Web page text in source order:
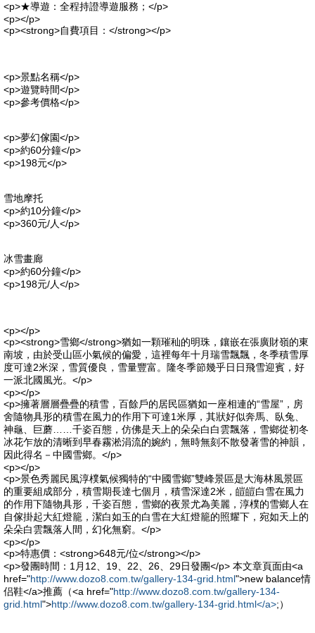
<p>★導遊：全程持證導遊服務；</p>
<p></p>
<p><strong>自費項目：</strong></p>
<p>景點名稱</p>
<p>遊覽時間</p>
<p>參考價格</p>
<p>夢幻傢園</p>
<p>約60分鐘</p>
<p>198元</p>
雪地摩托
<p>約10分鐘</p>
<p>360元/人</p>
冰雪畫廊
<p>約60分鐘</p>
<p>198元/人</p>
<p></p>
<p><strong>雪鄉</strong>猶如一顆璀秈的明珠，鑲嵌在張廣財嶺的東
南坡，由於受山區小氣候的偏愛，這裡每年十月瑞雪飄飄，冬季積雪厚
度可達2米深，雪質優良，雪量豐富。隆冬季節幾乎日日飛雪迎賓，好
一派北國風光。</p>
<p></p>
<p>擁著層層疊疊的積雪，百餘戶的居民區猶如一座相連的“雪屋”，房
舍隨物具形的積雪在風力的作用下可達1米厚，其狀好似奔馬、臥兔、
神龜、巨蘑……千姿百態，仿佛是天上的朵朵白白雲飄落，雪鄉從初冬
冰花乍放的清晰到早春霧淞涓流的婉約，無時無刻不散發著雪的神韻，
因此得名－中國雪鄉。</p>
<p></p>
<p>景色秀麗民風淳樸氣候獨特的“中國雪鄉”雙峰景區是大海林風景區
的重要組成部分，積雪期長達七個月，積雪深達2米，皚皚白雪在風力
的作用下隨物具形，千姿百態，雪鄉的夜景尤為美麗，淳樸的雪鄉人在
自傢掛起大紅燈籠，潔白如玉的白雪在大紅燈籠的照耀下，宛如天上的
朵朵白雲飄落人間，幻化無窮。</p>
<p></p>
<p>特惠價：<strong>648元/位</strong></p>
<p>發團時間：1月12、19、22、26、29日發團</p> 本文章頁面由<a
href="http://www.dozo8.com.tw/gallery-134-grid.html">new balance情
侣鞋</a>推薦（<a href="http://www.dozo8.com.tw/gallery-134-
grid.html">http://www.dozo8.com.tw/gallery-134-grid.html</a>;）